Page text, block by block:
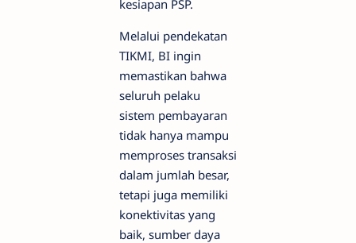
kesiapan PSP.
Melalui pendekatan
TIKMI, BI ingin
memastikan bahwa
seluruh pelaku
sistem pembayaran
tidak hanya mampu
memproses transaksi
dalam jumlah besar,
tetapi juga memiliki
konektivitas yang
baik, sumber daya